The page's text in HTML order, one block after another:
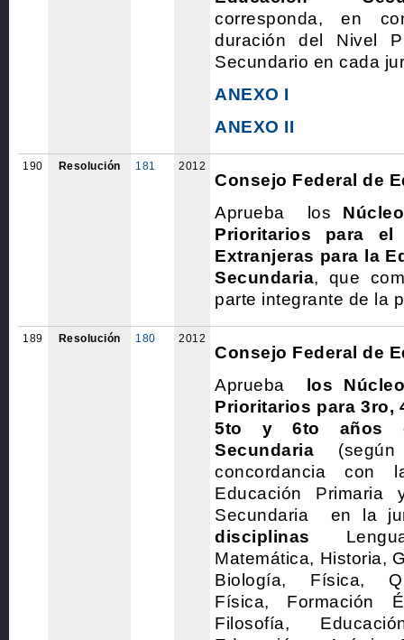
corresponda, en
duración del Nivel
Secundario en cada
ANEXO I
ANEXO II
190 Resolución 181 2012
Consejo Federal de
Aprueba los
Prioritarios para
Extranjeras para la
Secundaria, que
parte integrante de la
189 Resolución 180 2012
Consejo Federal de
Aprueba
los
Prioritarios para 3ro,
5to y 6to años
Secundaria (según
concordancia con
Educación
Secundaria en la
disciplinas
Matemática, Historia,
Biología, Física,
Física, Formación
Filosofía,